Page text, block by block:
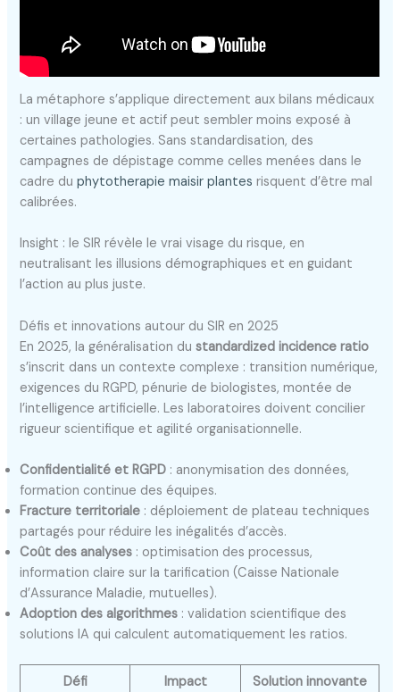
La métaphore s’applique directement aux bilans médicaux
: un village jeune et actif peut sembler moins exposé à
certaines pathologies. Sans standardisation, des
campagnes de dépistage comme celles menées dans le
cadre duphytotherapie maisir plantes risquent d’être mal
calibrées.
Insight : le SIR révèle le vrai visage du risque, en
neutralisant les illusions démographiques et en guidant
l’action au plus juste.
Défis et innovations autour du SIR en 2025
En 2025, la généralisation dustandardized incidence ratio
s’inscrit dans un contexte complexe : transition numérique,
exigences du RGPD, pénurie de biologistes, montée de
l’intelligence artificielle. Les laboratoires doivent concilier
rigueur scientifique et agilité organisationnelle.
Confidentialité et RGPD : anonymisation des données,
formation continue des équipes.
Fracture territoriale : déploiement de plateau techniques
partagés pour réduire les inégalités d’accès.
Coût des analyses : optimisation des processus,
information claire sur la tarification (Caisse Nationale
d’Assurance Maladie, mutuelles).
Adoption des algorithmes : validation scientifique des
solutions IA qui calculent automatiquement les ratios.
Défi Impact Solution innovante